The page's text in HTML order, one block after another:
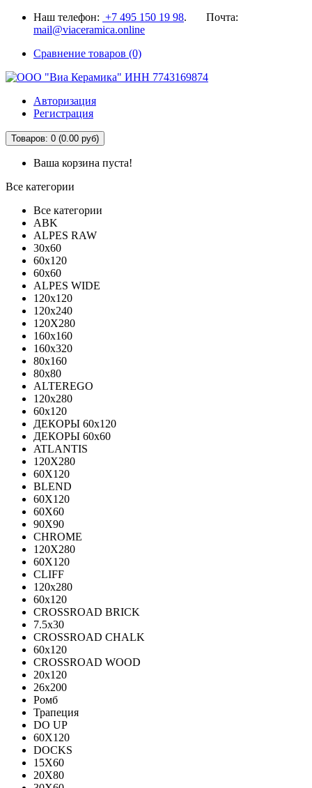
Наш телефон: +7 495 150 19 98. Почта:
mail@viaceramica.online
Сравнение товаров (0)
Авторизация
Регистрация
Товаров: 0 (0.00 руб)
Ваша корзина пуста!
Все категории
Все категории
ABK
ALPES RAW
30x60
60x120
60x60
ALPES WIDE
120x120
120x240
120X280
160x160
160x320
80x160
80x80
ALTEREGO
120х280
60х120
ДЕКОРЫ 60х120
ДЕКОРЫ 60х60
ATLANTIS
120X280
60X120
BLEND
60Х120
60Х60
90Х90
CHROME
120X280
60X120
CLIFF
120x280
60x120
CROSSROAD BRICK
7.5х30
CROSSROAD CHALK
60х120
CROSSROAD WOOD
20х120
26х200
Ромб
Трапеция
DO UP
60X120
DOCKS
15X60
20X80